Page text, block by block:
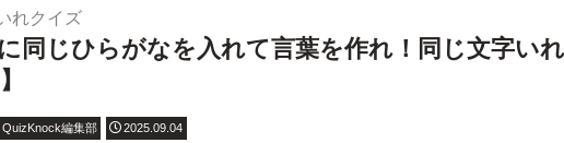
れクイズ
に同じひらがなを入れて言葉を作れ！同じ文字い
QuizKnock編集部 2025.09.04